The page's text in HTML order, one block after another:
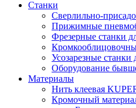
Станки
Сверлильно-
Прижимные
Фрезерные станки
Усозарезные
Оборудование
Материалы
Нить клеевая
Кромочный